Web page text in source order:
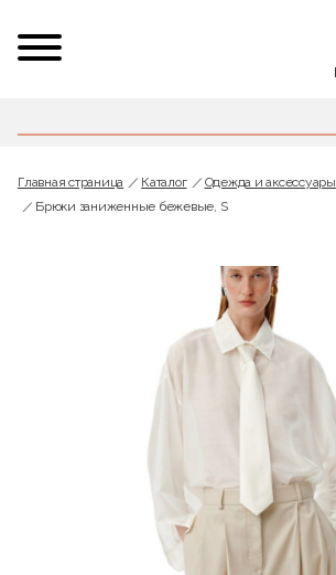
Главная страница Каталог Одежда и аксессуары
Брюки заниженные бежевые, S